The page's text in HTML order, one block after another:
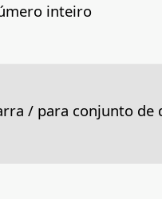
inteiro
/ para conjunto de